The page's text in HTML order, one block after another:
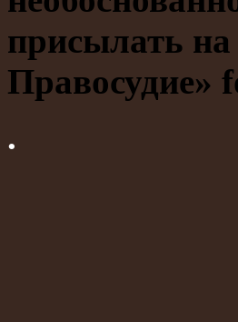
присылать
.